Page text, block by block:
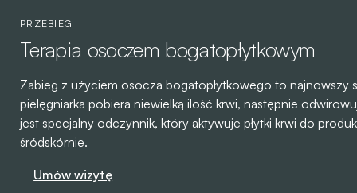
PRZEBIEG
Terapia osoczem bogatopłytkowym
Zabieg z uźyciem osocza bogatopłytkowego to
pielęgniarka pobiera niewielką ilość krwi, następnie
jest specjalny odczynnik, który aktywuje płytki krwi do
śródskórnie.
Umów wizytę